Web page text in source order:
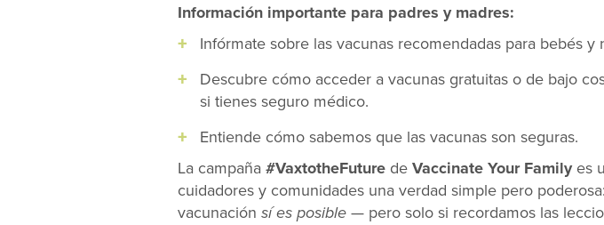
Información importante para padres y madres:
Infórmate sobre las vacunas recomendadas para bebés y
Descubre cómo acceder a vacunas gratuitas o de bajo
si tienes seguro médico.
Entiende cómo sabemos que las vacunas son seguras.
La campaña #VaxtotheFuturedeVaccinate Your Familyes
cuidadores y comunidades una verdad simple pero
vacunación sí es posible— pero solo si recordamos las